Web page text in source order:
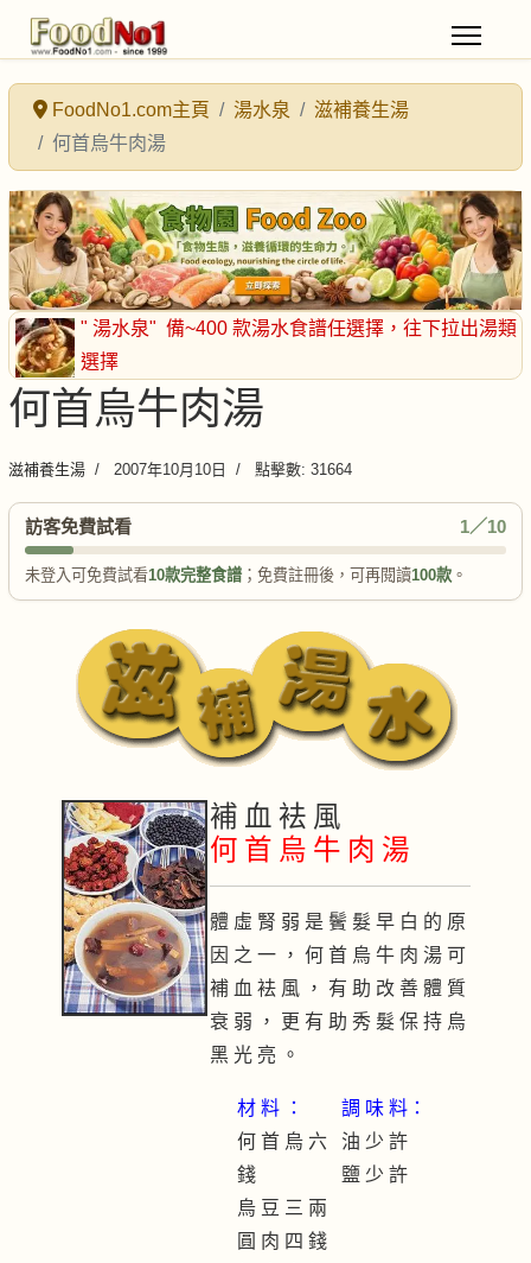
FoodNo1.com主頁 湯水泉
滋補養生湯
何首烏牛肉湯
" 湯水泉" 備~400 款湯水食譜任選擇 ，往下拉出湯類
選擇
何首烏牛肉湯
滋補養生湯 2007年10月10日 點擊數: 31664
訪客免費試看 1／10
未登入可免費試看10款完整食譜 ；免費註冊後，可再閱讀100款 。
補 血 袪 風
何 首 烏 牛 肉 湯
體 虛 腎 弱 是 鬢 髮 早 白 的 原
因 之 一 ， 何 首 烏 牛 肉 湯 可
補 血 袪 風 ， 有 助 改 善 體 質
衰 弱 ， 更 有 助 秀 髮 保 持 烏
黑 光 亮 。
材 料 ：
何 首 烏 六
錢
烏 豆 三 兩
圓 肉 四 錢
調 味 料：
油 少 許
鹽 少 許